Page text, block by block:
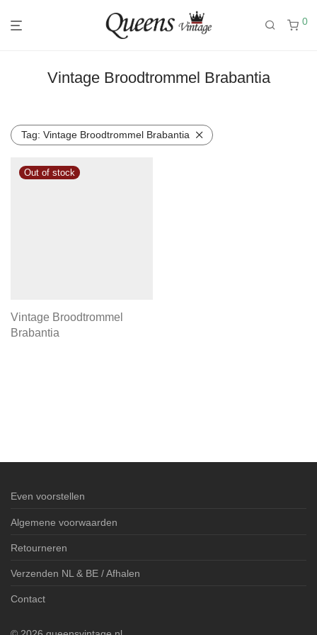
0
Vintage Broodtrommel Brabantia
Tag: Vintage Broodtrommel Brabantia
Vintage Broodtrommel
Brabantia
Even voorstellen
Algemene voorwaarden
Retourneren
Verzenden NL & BE / Afhalen
Contact